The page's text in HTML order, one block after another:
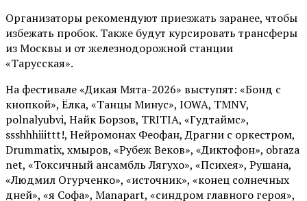
Организаторы рекомендуют приезжать заранее, чтобы
избежать пробок. Также будут курсировать трансферы
из Москвы и от железнодорожной станции
«Тарусская».
На фестивале «Дикая Мята-2026» выступят: «Бонд с
кнопкой», Ёлка, «Танцы Минус», IOWA, TMNV,
polnalyubvi, Найк Борзов, TRITIA, «Гудтаймс»,
ssshhhiiittt!, Нейромонах Феофан, Драгни с оркестром,
Drummatix, хмыров, «Рубеж Веков», «Диктофон», obraza
net, «Токсичный ансамбль Лягухо», «Психея», Рушана,
«Людмил Огурченко», «источник», «конец солнечных
дней», «я Софа», Manapart, «синдром главного героя»,